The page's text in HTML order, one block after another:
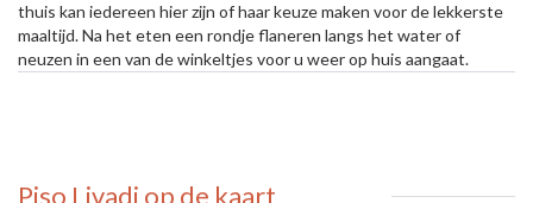
thuis kan iedereen hier zijn of haar keuze maken voor de lekkerste
maaltijd. Na het eten een rondje flaneren langs het water of
neuzen in een van de winkeltjes voor u weer op huis aangaat.
Piso Livadi op de kaart